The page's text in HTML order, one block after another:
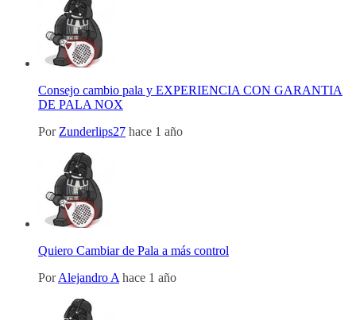
Consejo cambio pala y EXPERIENCIA CON GARANTIA
DE PALA NOX
Por Zunderlips27 hace 1 año
Quiero Cambiar de Pala a más control
PorAlejandro A hace 1 año